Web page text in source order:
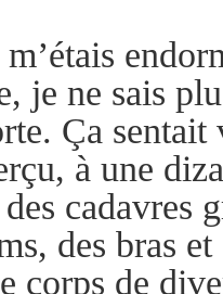
je ne sais
Ça
à une
cadavres
des bras
corps de